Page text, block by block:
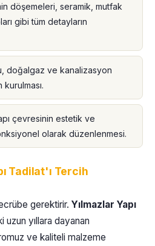
döşemeleri, seramik, mutfak
gibi tüm detayların
doğalgaz ve kanalizasyon
kurulması.
çevresinin estetik ve
olarak düzenlenmesi.
Tadilat'ı Tercih
gerektirir. Yılmazlar Yapı
yıllara dayanan
ve kaliteli malzeme